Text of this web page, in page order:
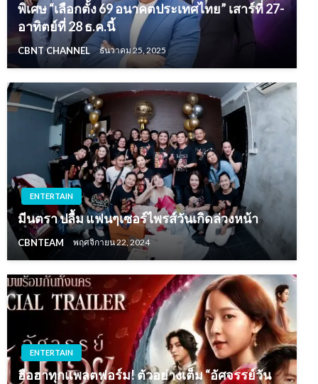
พิเศษ “เลือกตั้ง 69 อนาคตประเทศไทย” เสาร์ที่ 27-
อาทิตย์ที่ 28 ธ.ค.นี้
CBNT CHANNEL ธันวาคม 25, 2025
ENTERTAIN
มีนตรา ปลื้ม แฟนๆเซอร์ไพรส์วันเกิดล่วงหน้า
CBNTEAM พฤศจิกายน 22, 2024
ENTERTAIN
ฮือฮาทุกแพลตฟอร์ม! ตัวอย่างเต็ม “อัศจรรย์วัน